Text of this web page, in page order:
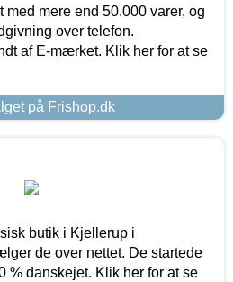
med mere end 50.000 varer, og
over telefon.
af E-mærket. Klik her for at se
på Frishop.dk
butik i Kjellerup i
de over nettet. De startede
% danskejet. Klik her for at se